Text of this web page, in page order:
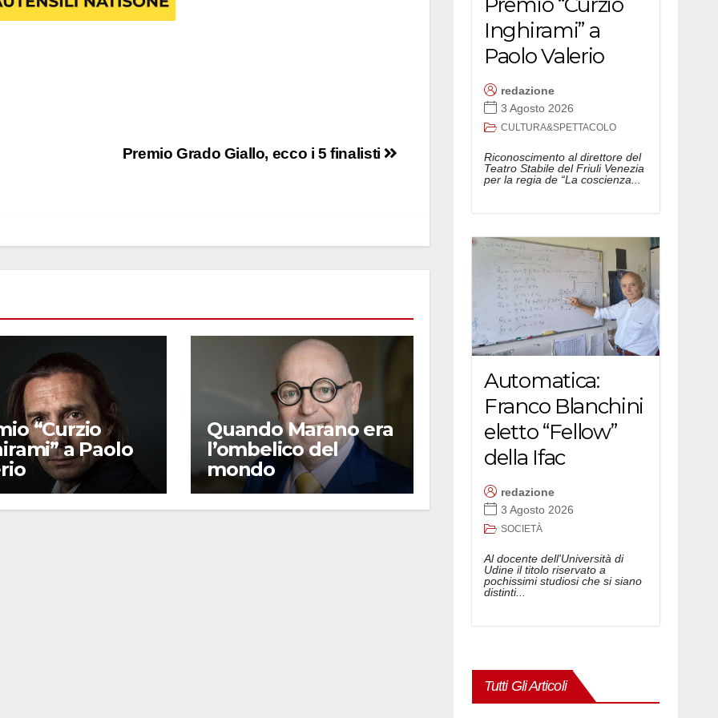
Premio Grado Giallo, ecco i 5 finalisti
“Curzio
a Paolo
Quando Marano era
l’ombelico del
mondo
Inghirami” a
Paolo Valerio
redazione
3 Agosto 2026
CULTURA&SPETTACOLO
Riconoscimento al direttore del
Teatro Stabile del Friuli Venezia
per la regia de “La coscienza...
Automatica:
Franco Blanchini
eletto “Fellow”
della Ifac
redazione
3 Agosto 2026
SOCIETÀ
Al docente dell'Università di
Udine il titolo riservato a
pochissimi studiosi che si siano
distinti...
Tutti Gli Articoli